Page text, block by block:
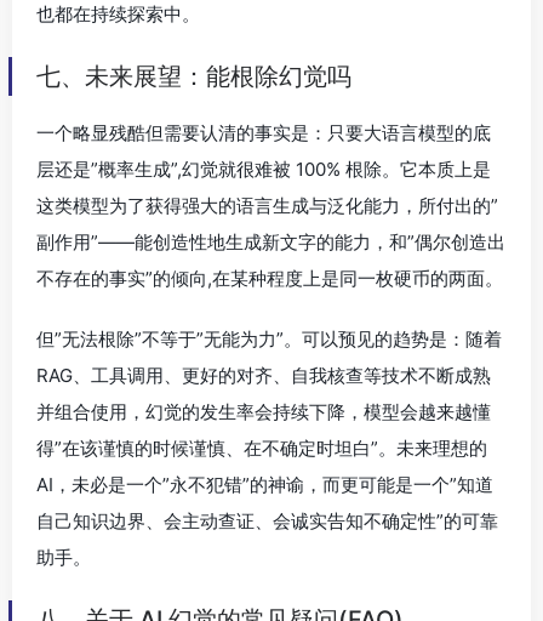
也都在持续探索中。
七、未来展望：能根除幻觉吗
一个略显残酷但需要认清的事实是：只要大语言模型的底
层还是”概率生成”,幻觉就很难被 100% 根除。它本质上是
这类模型为了获得强大的语言生成与泛化能力，所付出的”
副作用”——能创造性地生成新文字的能力，和”偶尔创造出
不存在的事实”的倾向,在某种程度上是同一枚硬币的两面。
但”无法根除”不等于”无能为力”。可以预见的趋势是：随着
RAG、工具调用、更好的对齐、自我核查等技术不断成熟
并组合使用，幻觉的发生率会持续下降，模型会越来越懂
得”在该谨慎的时候谨慎、在不确定时坦白”。未来理想的
AI，未必是一个”永不犯错”的神谕，而更可能是一个”知道
自己知识边界、会主动查证、会诚实告知不确定性”的可靠
助手。